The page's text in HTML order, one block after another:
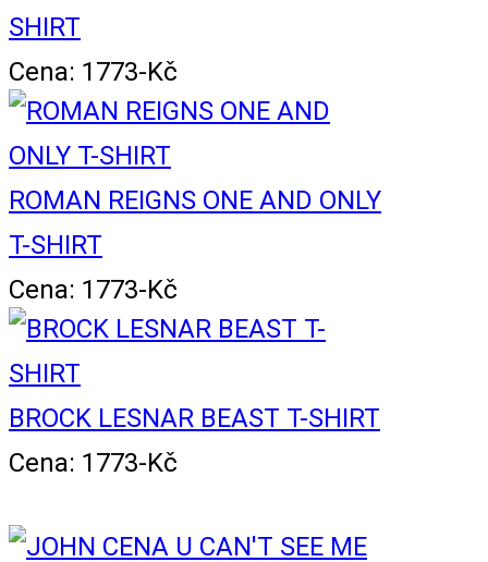
SHIRT
Cena: 1773-Kč
ROMAN REIGNS ONE AND ONLY
T-SHIRT
Cena: 1773-Kč
BROCK LESNAR BEAST T-SHIRT
Cena: 1773-Kč